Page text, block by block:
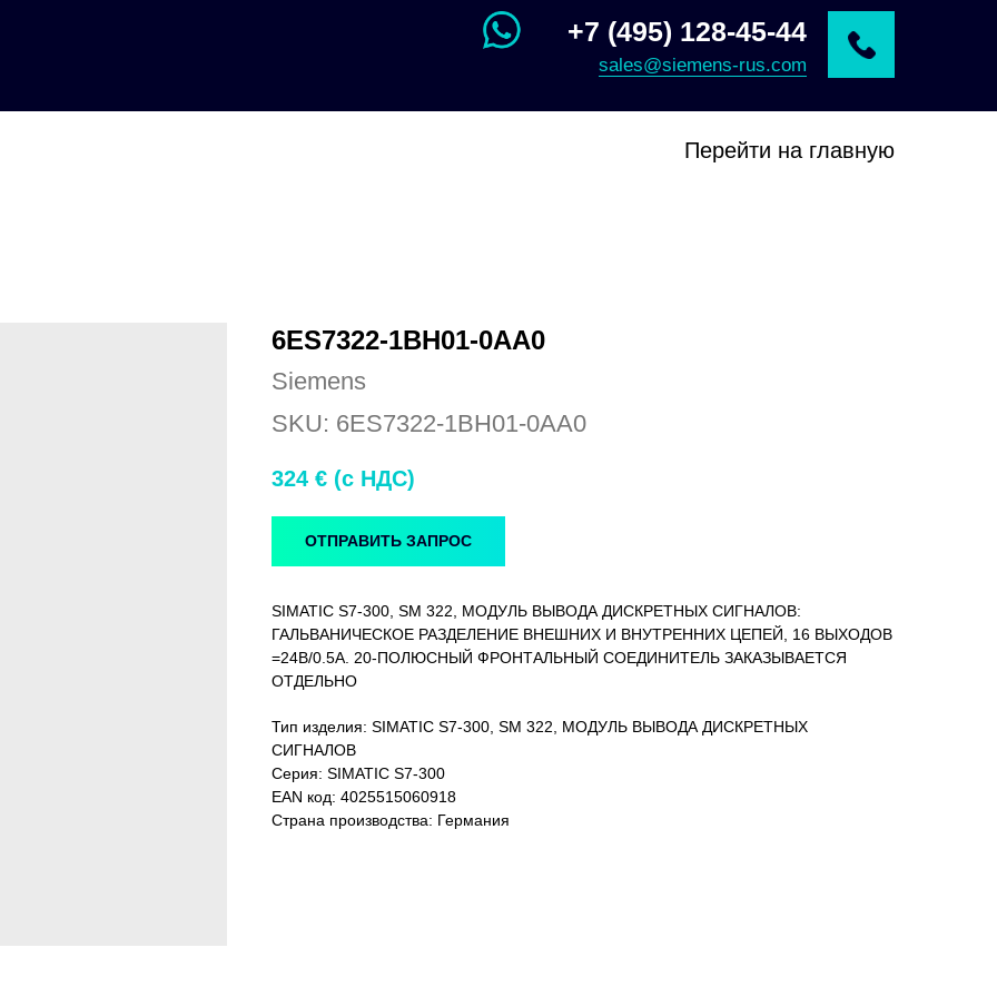
+7 (495) 128-45-44
sales@siemens-rus.com
Перейти на главную
6ES7322-1BH01-0AA0
Siemens
SKU: 6ES7322-1BH01-0AA0
324 € (c НДС)
ОТПРАВИТЬ ЗАПРОС
SIMATIC S7-300, SM 322, МОДУЛЬ ВЫВОДА ДИСКРЕТНЫХ СИГНАЛОВ:
ГАЛЬВАНИЧЕСКОЕ РАЗДЕЛЕНИЕ ВНЕШНИХ И ВНУТРЕННИХ ЦЕПЕЙ, 16 ВЫХОДОВ
=24В/0.5A. 20-ПОЛЮСНЫЙ ФРОНТАЛЬНЫЙ СОЕДИНИТЕЛЬ ЗАКАЗЫВАЕТСЯ
ОТДЕЛЬНО
Тип изделия: SIMATIC S7-300, SM 322, МОДУЛЬ ВЫВОДА ДИСКРЕТНЫХ
СИГНАЛОВ
Серия: SIMATIC S7-300
EAN код: 4025515060918
Страна производства: Германия